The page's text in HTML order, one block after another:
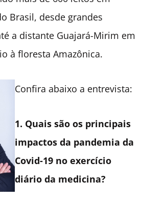
Brasil, desde grandes
a distante Guajará-Mirim em
à floresta Amazônica.
Confira abaixo a entrevista:
1. Quais são os principais
impactos da pandemia da
Covid-19 no exercício
diário da medicina?